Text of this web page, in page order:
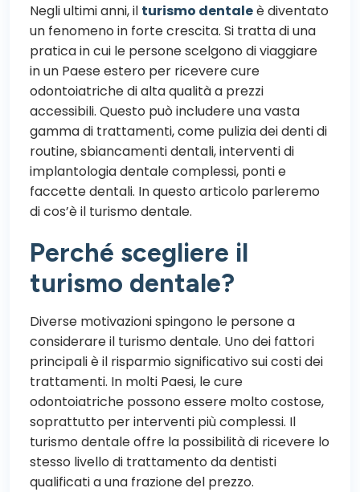
Negli ultimi anni, il turismo dentaleè diventato
un fenomeno in forte crescita. Si tratta di una
pratica in cui le persone scelgono di viaggiare
in un Paese estero per ricevere cure
odontoiatriche di alta qualità a prezzi
accessibili. Questo può includere una vasta
gamma di trattamenti, come pulizia dei denti di
routine, sbiancamenti dentali, interventi di
implantologia dentale complessi, ponti e
faccette dentali. In questo articolo parleremo
di cos’è il turismo dentale.
Perché scegliere il
turismo dentale?
Diverse motivazioni spingono le persone a
considerare il turismo dentale. Uno dei fattori
principali è il risparmio significativo sui costi dei
trattamenti. In molti Paesi, le cure
odontoiatriche possono essere molto costose,
soprattutto per interventi più complessi. Il
turismo dentale offre la possibilità di ricevere lo
stesso livello di trattamento da dentisti
qualificati a una frazione del prezzo.